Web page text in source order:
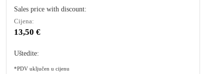
Sales price with discount:
Cijena:
13,50 €
Uštedite:
*PDV uključen u cijenu